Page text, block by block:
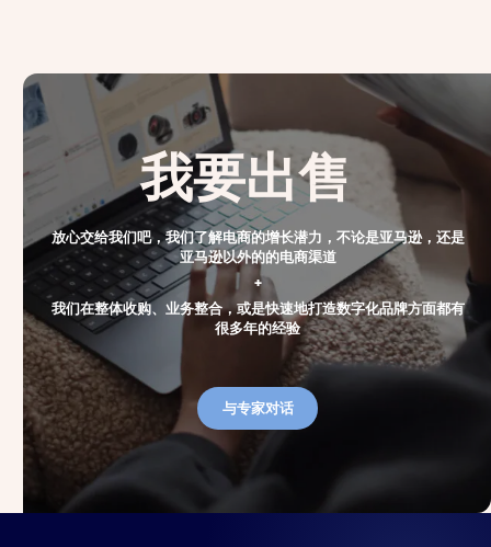
我要出售
放心交给我们吧，我们了解电商的增长潜力，不论是亚马逊，还是
亚马逊以外的的电商渠道
+
我们在整体收购、业务整合，或是快速地打造数字化品牌方面都有
很多年的经验
与专家对话